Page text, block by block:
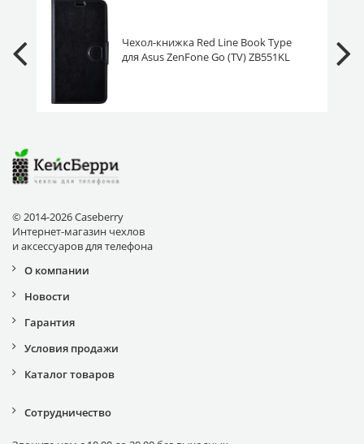
Чехол-книжка Red Line Book Type
для Asus ZenFone Go (TV) ZB551KL
© 2014-2026 Caseberry
Интернет-магазин чехлов
и аксессуаров для телефона
О компании
Новости
Гарантия
Условия продажи
Каталог товаров
Сотрудничество